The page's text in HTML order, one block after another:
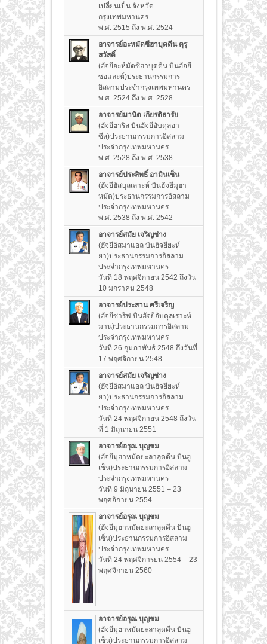
เปลี่ยนเป็น จังหวัด
กรุงเทพมหานคร
พ.ศ. 2515 ถึง พ.ศ. 2524
อาจารย์อะหมัดซีฮาบุดดีน คุรุ
สวัสดิ์
(ฮัจยีอะห์มัดซีฮาบุดดีน บินฮัจยี
ซอและห์)ประธานกรรมการ
อิสลามประจำกรุงเทพมหานคร
พ.ศ. 2524 ถึง พ.ศ. 2528
อาจารย์มานิต เกียรติธารัย
(ฮัจยีฮาริส บินฮัจยีอับดุลอา
ซีส)ประธานกรรมการอิสลาม
ประจำกรุงเทพมหานคร
พ.ศ. 2528 ถึง พ.ศ. 2538
อาจารย์ประสิทธิ์ อามินเซ็น
(ฮัจยีฮัสบุลเลาะห์ บินฮัจยีมุฮา
หมัด)ประธานกรรมการอิสลาม
ประจำกรุงเทพมหานคร
พ.ศ. 2538 ถึง พ.ศ. 2542
อาจารย์สมัย เจริญช่าง
(ฮัจยีอิสมาแอล บินฮัจยียะห์
ยา)ประธานกรรมการอิสลาม
ประจำกรุงเทพมหานคร
วันที่ 18 พฤศจิกายน 2542 ถึงวัน
10 มกราคม 2548
อาจารย์ประสาน ศรีเจริญ
(ฮัจยีซารีฟ บินฮัจยีอับดุลเราะห์
มาน)ประธานกรรมการอิสลาม
ประจำกรุงเทพมหานคร
วันที่ 26 กุมภาพันธ์ 2548 ถึงวันที่
17 พฤศจิกายน 2548
อาจารย์สมัย เจริญช่าง
(ฮัจยีอิสมาแอล บินฮัจยียะห์
ยา)ประธานกรรมการอิสลาม
ประจำกรุงเทพมหานคร
วันที่ 24 พฤศจิกายน 2548 ถึงวัน
ที่ 1 มิถุนายน 2551
อาจารย์อรุณ บุญชม
(ฮัจยีมุฮาหมัดยะลาลุดดีน บินฮู
เซ็น)ประธานกรรมการอิสลาม
ประจำกรุงเทพมหานคร
วันที่ 9 มิถุนายน 2551 – 23
พฤศจิกายน 2554
อาจารย์อรุณ บุญชม
(ฮัจยีมุฮาหมัดยะลาลุดดีน บินฮู
เซ็น)ประธานกรรมการอิสลาม
ประจำกรุงเทพมหานคร
วันที่ 24 พฤศจิการยน 2554 – 23
พฤศจิกายน 2560
อาจารย์อรุณ บุญชม
(ฮัจยีมุฮาหมัดยะลาลุดดีน บินฮู
เซ็น)ประธานกรรมการอิสลาม